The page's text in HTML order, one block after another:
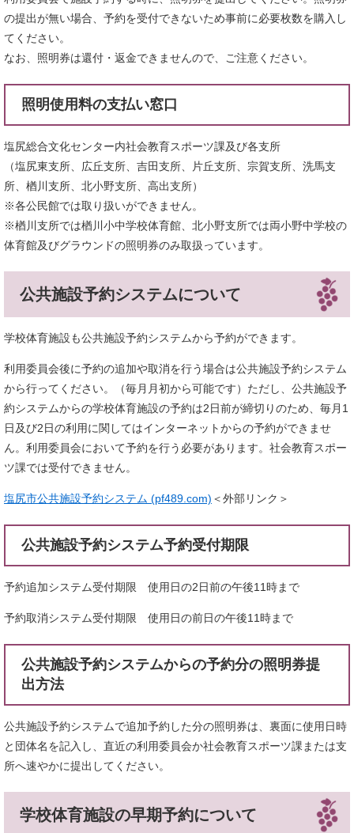
の提出が無い場合、予約を受付できないため事前に必要枚数を購入し
てください。
なお、照明券は還付・返金できませんので、ご注意ください。
照明使用料の支払い窓口
塩尻総合文化センター内社会教育スポーツ課及び各支所
（塩尻東支所、広丘支所、吉田支所、片丘支所、宗賀支所、洗馬支
所、楢川支所、北小野支所、高出支所）
※各公民館では取り扱いができません。
※楢川支所では楢川小中学校体育館、北小野支所では両小野中学校の
体育館及びグラウンドの照明券のみ取扱っています。
公共施設予約システムについて
学校体育施設も公共施設予約システムから予約ができます。
利用委員会後に予約の追加や取消を行う場合は公共施設予約システム
から行ってください。（毎月月初から可能です）ただし、公共施設予
約システムからの学校体育施設の予約は2日前が締切りのため、毎月1
日及び2日の利用に関してはインターネットからの予約ができませ
ん。利用委員会において予約を行う必要があります。社会教育スポー
ツ課では受付できません。
塩尻市公共施設予約システム (pf489.com) ＜外部リンク＞
公共施設予約システム予約受付期限
予約追加システム受付期限 使用日の2日前の午後11時まで
予約取消システム受付期限 使用日の前日の午後11時まで
公共施設予約システムからの予約分の照明券提
出方法
公共施設予約システムで追加予約した分の照明券は、裏面に使用日時
と団体名を記入し、直近の利用委員会か社会教育スポーツ課または支
所へ速やかに提出してください。
学校体育施設の早期予約について